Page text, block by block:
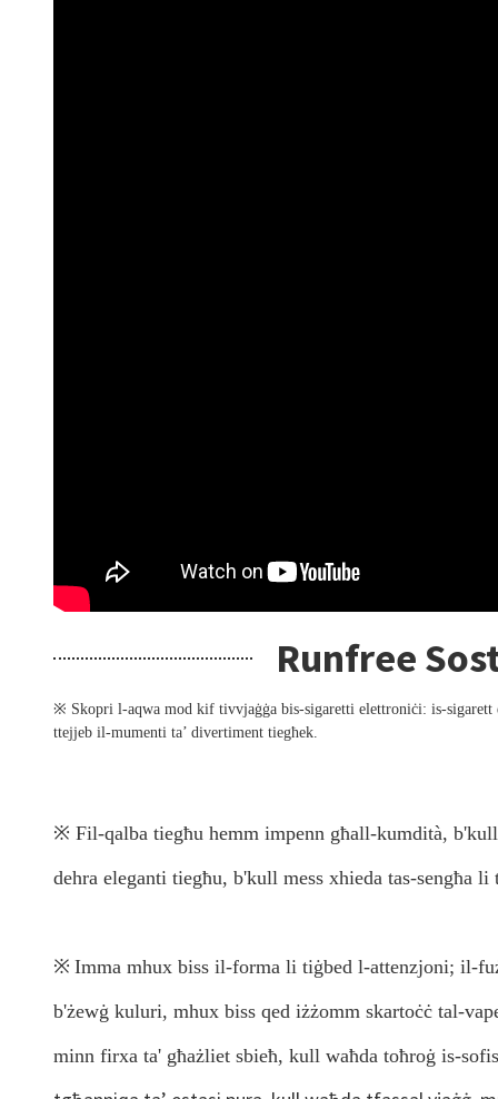
Runfree
※ Skopri l-aqwa mod kif tivvjaġġa bis-sigaretti elettroniċi: is-sigarett
ttejjeb il-mumenti ta’ divertiment tiegħek.
※ Fil-qalba tiegħu hemm impenn għall-kumdità,
dehra eleganti tiegħu, b'kull mess xhieda tas-sengħa
※ Imma mhux biss il-forma li tiġbed l-attenzjoni; il-
b'żewġ kuluri, mhux biss qed iżżomm skartoċċ tal-
minn firxa ta' għażliet sbieħ, kull waħda toħroġ is-